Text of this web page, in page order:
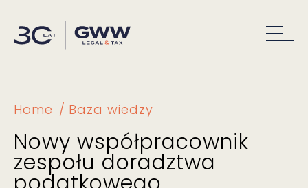
Home Baza wiedzy
Nowy współpracownik
zespołu doradztwa